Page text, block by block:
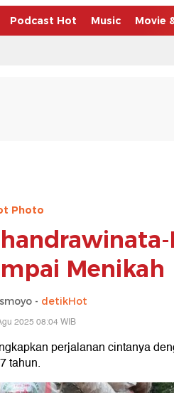
Podcast Hot Music Movie
Photo
Menikah
- detikHot
2025 08:04 WIB
perjalanan cintanya
tahun.